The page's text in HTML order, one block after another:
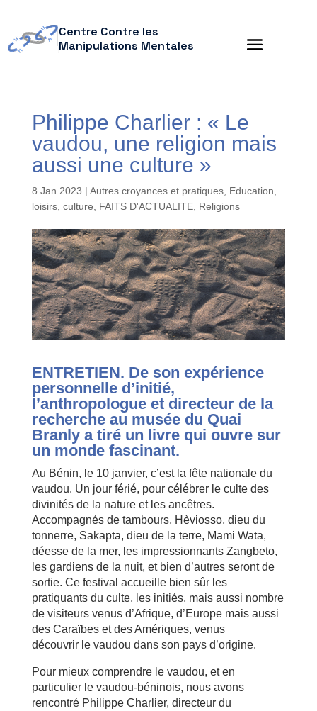
Centre Contre les
Manipulations Mentales
Philippe Charlier : « Le
vaudou, une religion mais
aussi une culture »
8 Jan 2023 | Autres croyances et pratiques, Education,
loisirs, culture
FAITS D'ACTUALITE, Religions
ENTRETIEN. De son expérience
personnelle d’initié,
l’anthropologue et directeur de la
recherche au musée du Quai
Branly a tiré un livre qui ouvre sur
un monde fascinant.
Au Bénin, le 10 janvier, c’est la fête nationale du
vaudou. Un jour férié, pour célébrer le culte des
divinités de la nature et les ancêtres.
Accompagnés de tambours, Hèviosso, dieu du
tonnerre, Sakapta, dieu de la terre, Mami Wata,
déesse de la mer, les impressionnants Zangbeto,
les gardiens de la nuit, et bien d’autres seront de
sortie. Ce festival accueille bien sûr les
pratiquants du culte, les initiés, mais aussi nombre
de visiteurs venus d’Afrique, d’Europe mais aussi
des Caraïbes et des Amériques, venus
découvrir le vaudou dans son pays d’origine.
Pour mieux comprendre le vaudou, et en
particulier le vaudou-béninois, nous avons
rencontré Philippe Charlier, directeur du